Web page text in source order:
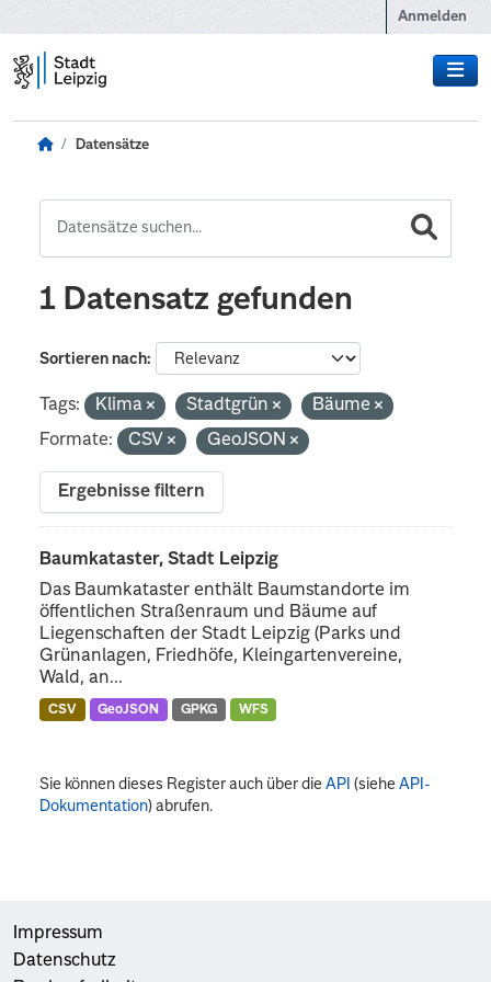
Anmelden
Datensätze
1 Datensatz gefunden
Sortieren nach
Tags: Klima Stadtgrün
Bäume
Formate:
CSV GeoJSON
Ergebnisse filtern
Baumkataster, Stadt Leipzig
Das Baumkataster enthält Baumstandorte im
öffentlichen Straßenraum und Bäume auf
Liegenschaften der Stadt Leipzig (Parks und
Grünanlagen, Friedhöfe, Kleingartenvereine,
Wald, an...
CSV GeoJSON GPKG WFS
Sie können dieses Register auch über dieAPI (sieheAPI-
Dokumentation) abrufen.
Impressum
Datenschutz